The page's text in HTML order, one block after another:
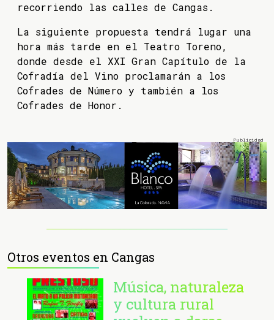
recorriendo las calles de Cangas.
La siguiente propuesta tendrá lugar una
hora más tarde en el Teatro Toreno,
donde desde el XXI Gran Capítulo de la
Cofradía del Vino proclamarán a los
Cofrades de Número y también a los
Cofrades de Honor.
Otros eventos en Cangas
Música, naturaleza
y cultura rural